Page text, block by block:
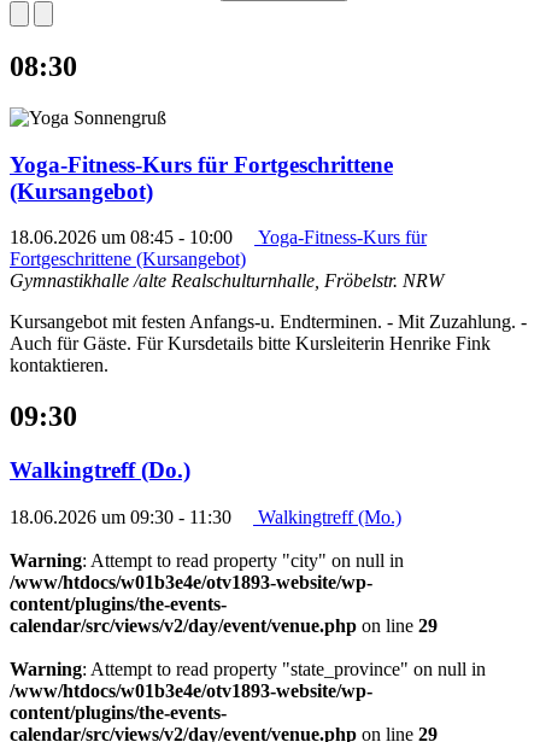
08:30
Yoga-Fitness-Kurs für Fortgeschrittene
(Kursangebot)
18.06.2026 um 08:45 - 10:00
Yoga-Fitness-Kurs für
Fortgeschrittene (Kursangebot)
Gymnastikhalle /alte Realschulturnhalle, Fröbelstr. NRW
Kursangebot mit festen Anfangs-u. Endterminen. - Mit Zuzahlung. -
Auch für Gäste. Für Kursdetails bitte Kursleiterin Henrike Fink
kontaktieren.
09:30
Walkingtreff (Do.)
18.06.2026 um 09:30 - 11:30 Walkingtreff (Mo.)
Warning: Attempt to read property "city" on null in
/www/htdocs/w01b3e4e/otv1893-website/wp-
content/plugins/the-events-
calendar/src/views/v2/day/event/venue.php on line 29
Warning: Attempt to read property "state_province" on null in
/www/htdocs/w01b3e4e/otv1893-website/wp-
content/plugins/the-events-
calendar/src/views/v2/day/event/venue.php on line 29